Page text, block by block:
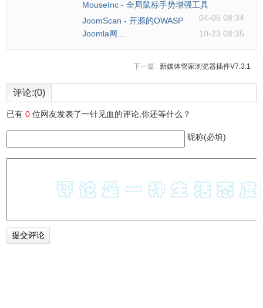
6、复制好系统镜像之后，直接拿去启动即可。
MouseInc - 全局鼠标手势增强工具
04-05 08:34
JoomScan - 开源的OWASP
Joomla网...
10-23 08:35
下一篇 : 新媒体管家浏览器插件V7.3.1
评论:(0)
已有0 位网友发表了一针见血的评论,你还等什么？
昵称(必填)